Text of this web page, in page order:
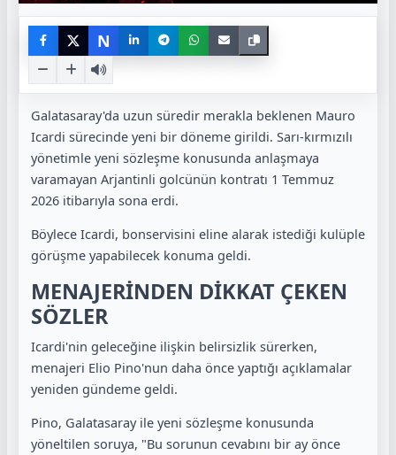
N
Galatasaray'da uzun süredir merakla beklenen Mauro
Icardi sürecinde yeni bir döneme girildi. Sarı-kırmızılı
yönetimle yeni sözleşme konusunda anlaşmaya
varamayan Arjantinli golcünün kontratı 1 Temmuz
2026 itibarıyla sona erdi.
Böylece Icardi, bonservisini eline alarak istediği kulüple
görüşme yapabilecek konuma geldi.
MENAJERİNDEN DİKKAT ÇEKEN
SÖZLER
Icardi'nin geleceğine ilişkin belirsizlik sürerken,
menajeri Elio Pino'nun daha önce yaptığı açıklamalar
yeniden gündeme geldi.
Pino, Galatasaray ile yeni sözleşme konusunda
yöneltilen soruya, "Bu sorunun cevabını bir ay önce